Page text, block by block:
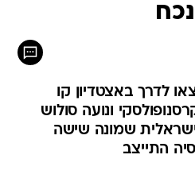
החורף 2022 יצאו לדרך באצטדיון קו
ונועה סולוש
שמונה שישה
התייצב